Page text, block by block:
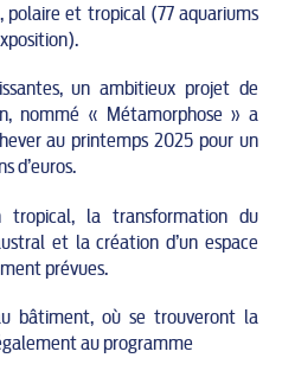
et tropical (77 aquariums
un ambitieux projet de
nommé « Métamorphose » a
au printemps 2025 pour un
d’euros.
tropical, la transformation du
et la création d’un espace
prévues.
bâtiment, où se trouveront la
au programme